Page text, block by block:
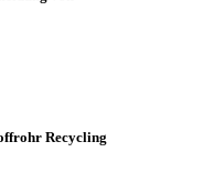
Recycling